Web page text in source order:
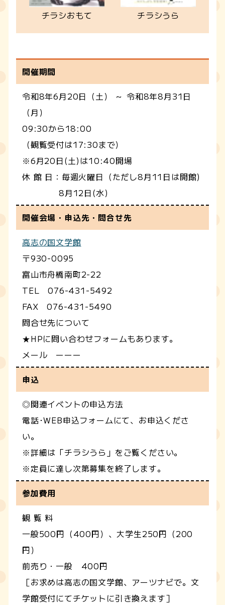
チラシおもて チラシうら
開催期間
令和8年6月20日（土） ～ 令和8年8月31日
（月）
09:30から18:00
（観覧受付は17:30まで）
※6月20日(土)は10:40開場
休 館 日：毎週火曜日（ただし8月11日は開館)
8月12日(水)
開催会場・申込先・問合せ先
高志の国文学館
〒930-0095
富山市舟橋南町2-22
TEL 076-431-5492
FAX 076-431-5490
問合せ先について
★HPに問い合わせフォームもあります。
メール ーーー
申込
◎関連イベントの申込方法
電話･WEB申込フォームにて、お申込くださ
い。
※詳細は「チラシうら」をご覧ください。
※定員に達し次第募集を終了します。
参加費用
観 覧 料
一般500円（400円）、大学生250円（200
円）
前売り・一般 400円
［お求めは高志の国文学館、アーツナビで。文
学館受付にてチケットに引き換えます］